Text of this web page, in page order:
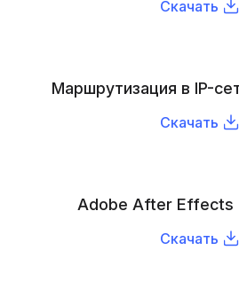
Скачать
Маршрутизация в IP-
Скачать
Adobe After
Скачать